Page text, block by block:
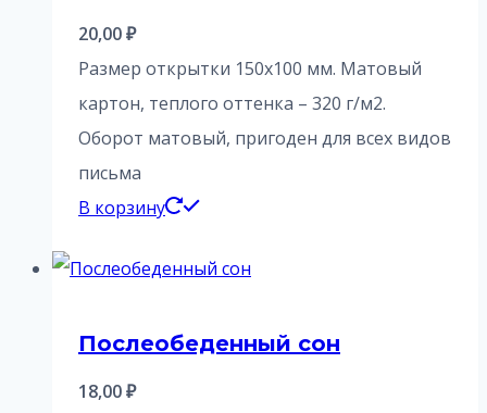
20,00₽
Размер открытки 150х100 мм. Матовый
картон, теплого оттенка – 320 г/м2.
Оборот матовый, пригоден для всех видов
письма
В корзину
Послеобеденный сон
18,00₽